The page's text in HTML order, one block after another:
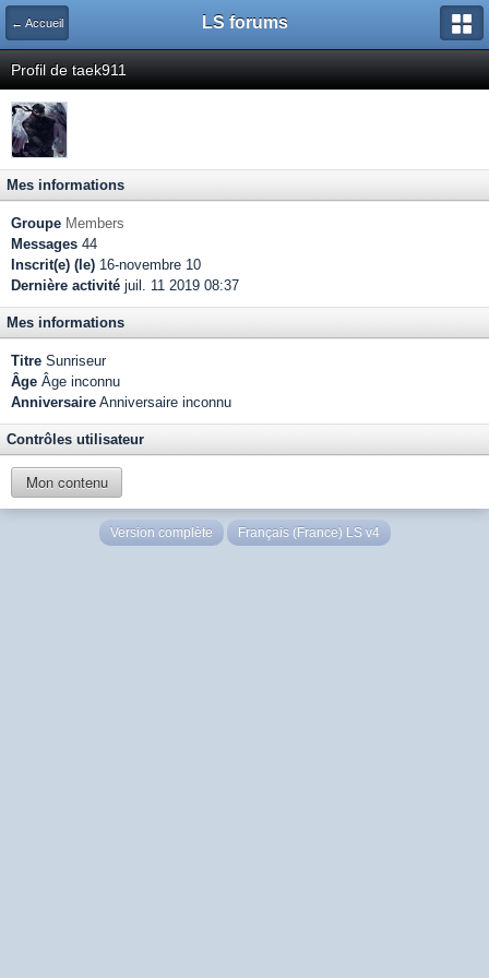
← Accueil LS forums
Profil de taek911
Mes informations
Groupe Members
Messages 44
Inscrit(e) (le) 16-novembre 10
Dernière activité juil. 11 2019 08:37
Mes informations
Titre Sunriseur
Âge Âge inconnu
Anniversaire Anniversaire inconnu
Contrôles utilisateur
Mon contenu
Version complète Français (France) LS v4